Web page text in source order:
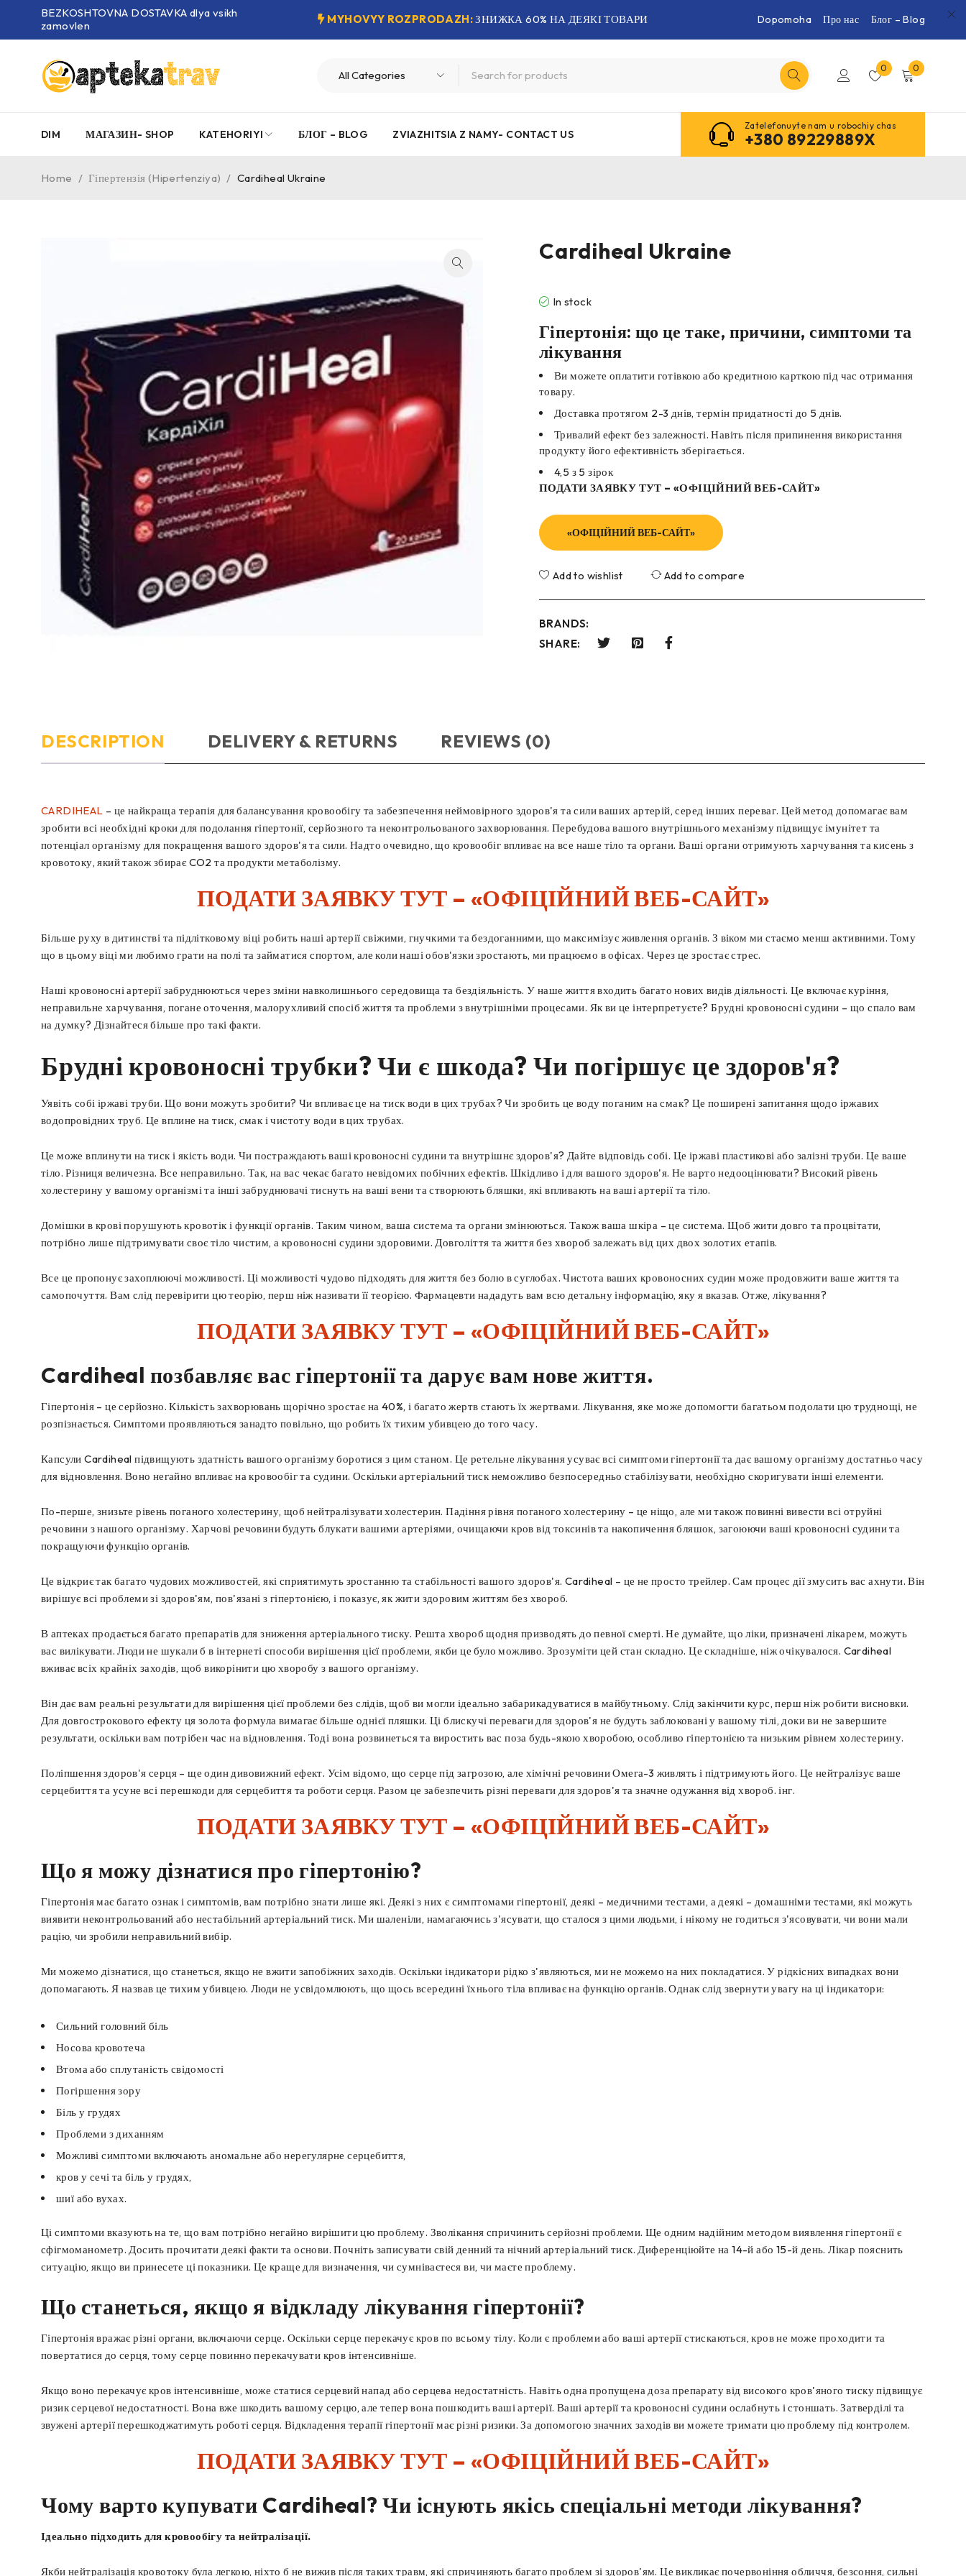
BEZKOSHTOVNA DOSTAVKA dlya vsikh
zamovlen
MYHOVYY ROZPRODAZH:ЗНИЖКА 60% НА ДЕЯКІ ТОВАРИ Dopomoha Про нас Блог – Blog
0 0
DIM МАГАЗИН- SHOP KATEHORIYI БЛОГ – BLOG ZVIAZHITSIA Z NAMY- CONTACT US
Zatelefonuyte nam u robochiy chas
+380 89229889X
Home / Гіпертензія (Hipertenziya) / Cardiheal Ukraine
Cardiheal Ukraine
In stock
Гіпертонія: що це таке, причини, симптоми та
лікування
Ви можете оплатити готівкою або кредитною карткою під час отримання
товару.
Доставка протягом 2-3 днів, термін придатності до 5 днів.
Тривалий ефект без залежності. Навіть після припинення використання
продукту його ефективність зберігається.
4,5 з 5 зірок
ПОДАТИ ЗАЯВКУ ТУТ – «ОФІЦІЙНИЙ ВЕБ-САЙТ»
«ОФІЦІЙНИЙ ВЕБ-САЙТ»
Add to wishlist Add to compare
BRANDS:
SHARE:
DESCRIPTION DELIVERY & RETURNS REVIEWS (0)
CARDIHEAL – це найкраща терапія для балансування кровообігу та забезпечення неймовірного здоров'я та сили ваших артерій, серед інших переваг. Цей метод допомагає вам
зробити всі необхідні кроки для подолання гіпертонії, серйозного та неконтрольованого захворювання. Перебудова вашого внутрішнього механізму підвищує імунітет та
потенціал організму для покращення вашого здоров'я та сили. Надто очевидно, що кровообіг впливає на все наше тіло та органи. Ваші органи отримують харчування та кисень з
кровотоку, який також збирає CO2 та продукти метаболізму.
ПОДАТИ ЗАЯВКУ ТУТ – «ОФІЦІЙНИЙ ВЕБ-САЙТ»
Більше руху в дитинстві та підлітковому віці робить наші артерії свіжими, гнучкими та бездоганними, що максимізує живлення органів. З віком ми стаємо менш активними. Тому
що в цьому віці ми любимо грати на полі та займатися спортом, але коли наші обов'язки зростають, ми працюємо в офісах. Через це зростає стрес.
Наші кровоносні артерії забруднюються через зміни навколишнього середовища та бездіяльність. У наше життя входить багато нових видів діяльності. Це включає куріння,
неправильне харчування, погане оточення, малорухливий спосіб життя та проблеми з внутрішніми процесами. Як ви це інтерпретуєте? Брудні кровоносні судини – що спало вам
на думку? Дізнайтеся більше про такі факти.
Брудні кровоносні трубки? Чи є шкода? Чи погіршує це здоров'я?
Уявіть собі іржаві труби. Що вони можуть зробити? Чи впливає це на тиск води в цих трубах? Чи зробить це воду поганим на смак? Це поширені запитання щодо іржавих
водопровідних труб. Це вплине на тиск, смак і чистоту води в цих трубах.
Це може вплинути на тиск і якість води. Чи постраждають ваші кровоносні судини та внутрішнє здоров'я? Дайте відповідь собі. Це іржаві пластикові або залізні труби. Це ваше
тіло. Різниця величезна. Все неправильно. Так, на вас чекає багато невідомих побічних ефектів. Шкідливо і для вашого здоров'я. Не варто недооцінювати? Високий рівень
холестерину у вашому організмі та інші забруднювачі тиснуть на ваші вени та створюють бляшки, які впливають на ваші артерії та тіло.
Домішки в крові порушують кровотік і функції органів. Таким чином, ваша система та органи змінюються. Також ваша шкіра – це система. Щоб жити довго та процвітати,
потрібно лише підтримувати своє тіло чистим, а кровоносні судини здоровими. Довголіття та життя без хвороб залежать від цих двох золотих етапів.
Все це пропонує захоплюючі можливості. Ці можливості чудово підходять для життя без болю в суглобах. Чистота ваших кровоносних судин може продовжити ваше життя та
самопочуття. Вам слід перевірити цю теорію, перш ніж називати її теорією. Фармацевти нададуть вам всю детальну інформацію, яку я вказав. Отже, лікування?
ПОДАТИ ЗАЯВКУ ТУТ – «ОФІЦІЙНИЙ ВЕБ-САЙТ»
Cardiheal позбавляє вас гіпертонії та дарує вам нове життя.
Гіпертонія – це серйозно. Кількість захворювань щорічно зростає на 40%, і багато жертв стають їх жертвами. Лікування, яке може допомогти багатьом подолати цю труднощі, не
розпізнається. Симптоми проявляються занадто повільно, що робить їх тихим убивцею до того часу.
Капсули Cardiheal підвищують здатність вашого організму боротися з цим станом. Це ретельне лікування усуває всі симптоми гіпертонії та дає вашому організму достатньо часу
для відновлення. Воно негайно впливає на кровообіг та судини. Оскільки артеріальний тиск неможливо безпосередньо стабілізувати, необхідно скоригувати інші елементи.
По-перше, знизьте рівень поганого холестерину, щоб нейтралізувати холестерин. Падіння рівня поганого холестерину – це ніщо, але ми також повинні вивести всі отруйні
речовини з нашого організму. Харчові речовини будуть блукати вашими артеріями, очищаючи кров від токсинів та накопичення бляшок, загоюючи ваші кровоносні судини та
покращуючи функцію органів.
Це відкриє так багато чудових можливостей, які сприятимуть зростанню та стабільності вашого здоров'я. Cardiheal – це не просто трейлер. Сам процес дії змусить вас ахнути. Він
вирішує всі проблеми зі здоров'ям, пов'язані з гіпертонією, і показує, як жити здоровим життям без хвороб.
В аптеках продається багато препаратів для зниження артеріального тиску. Решта хвороб щодня призводять до певної смерті. Не думайте, що ліки, призначені лікарем, можуть
вас вилікувати. Люди не шукали б в інтернеті способи вирішення цієї проблеми, якби це було можливо. Зрозуміти цей стан складно. Це складніше, ніж очікувалося. Cardiheal
вживає всіх крайніх заходів, щоб викорінити цю хворобу з вашого організму.
Він дає вам реальні результати для вирішення цієї проблеми без слідів, щоб ви могли ідеально забарикадуватися в майбутньому. Слід закінчити курс, перш ніж робити висновки.
Для довгострокового ефекту ця золота формула вимагає більше однієї пляшки. Ці блискучі переваги для здоров'я не будуть заблоковані у вашому тілі, доки ви не завершите
результати, оскільки вам потрібен час на відновлення. Тоді вона розвинеться та виростить вас поза будь-якою хворобою, особливо гіпертонією та низьким рівнем холестерину.
Поліпшення здоров'я серця – ще один дивовижний ефект. Усім відомо, що серце під загрозою, але хімічні речовини Омега-3 живлять і підтримують його. Це нейтралізує ваше
серцебиття та усуне всі перешкоди для серцебиття та роботи серця. Разом це забезпечить різні переваги для здоров'я та значне одужання від хвороб. інг.
ПОДАТИ ЗАЯВКУ ТУТ – «ОФІЦІЙНИЙ ВЕБ-САЙТ»
Що я можу дізнатися про гіпертонію?
Гіпертонія має багато ознак і симптомів, вам потрібно знати лише які. Деякі з них є симптомами гіпертонії, деякі – медичними тестами, а деякі – домашніми тестами, які можуть
виявити неконтрольований або нестабільний артеріальний тиск. Ми шаленіли, намагаючись з'ясувати, що сталося з цими людьми, і нікому не годиться з'ясовувати, чи вони мали
рацію, чи зробили неправильний вибір.
Ми можемо дізнатися, що станеться, якщо не вжити запобіжних заходів. Оскільки індикатори рідко з'являються, ми не можемо на них покладатися. У рідкісних випадках вони
допомагають. Я назвав це тихим убивцею. Люди не усвідомлюють, що щось всередині їхнього тіла впливає на функцію органів. Однак слід звернути увагу на ці індикатори:
Сильний головний біль
Носова кровотеча
Втома або сплутаність свідомості
Погіршення зору
Біль у грудях
Проблеми з диханням
Можливі симптоми включають аномальне або нерегулярне серцебиття,
кров у сечі та біль у грудях,
шиї або вухах.
Ці симптоми вказують на те, що вам потрібно негайно вирішити цю проблему. Зволікання спричинить серйозні проблеми. Ще одним надійним методом виявлення гіпертонії є
сфігмоманометр. Досить прочитати деякі факти та основи. Почніть записувати свій денний та нічний артеріальний тиск. Диференціюйте на 14-й або 15-й день. Лікар пояснить
ситуацію, якщо ви принесете ці показники. Це краще для визначення, чи сумніваєтеся ви, чи маєте проблему.
Що станеться, якщо я відкладу лікування гіпертонії?
Гіпертонія вражає різні органи, включаючи серце. Оскільки серце перекачує кров по всьому тілу. Коли є проблеми або ваші артерії стискаються, кров не може проходити та
повертатися до серця, тому серце повинно перекачувати кров інтенсивніше.
Якщо воно перекачує кров інтенсивніше, може статися серцевий напад або серцева недостатність. Навіть одна пропущена доза препарату від високого кров'яного тиску підвищує
ризик серцевої недостатності. Вона вже шкодить вашому серцю, але тепер вона пошкодить ваші артерії. Ваші артерії та кровоносні судини ослабнуть і стоншать. Затверділі та
звужені артерії перешкоджатимуть роботі серця. Відкладення терапії гіпертонії має різні ризики. За допомогою значних заходів ви можете тримати цю проблему під контролем.
ПОДАТИ ЗАЯВКУ ТУТ – «ОФІЦІЙНИЙ ВЕБ-САЙТ»
Чому варто купувати Cardiheal? Чи існують якісь спеціальні методи лікування?
Ідеально підходить для кровообігу та нейтралізації.
Якби нейтралізація кровотоку була легкою, ніхто б не вижив після таких травм, які спричиняють багато проблем зі здоров'ям. Це викликає почервоніння обличчя, безсоння, сильні